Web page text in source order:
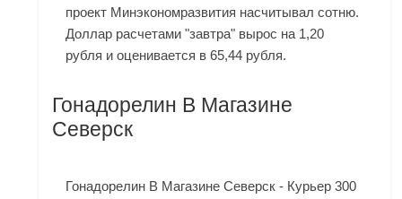
проект Минэкономразвития насчитывал сотню.
Доллар расчетами "завтра" вырос на 1,20
рубля и оценивается в 65,44 рубля.
Гонадорелин В Магазине
Северск
Гонадорелин В Магазине Северск - Курьер 300